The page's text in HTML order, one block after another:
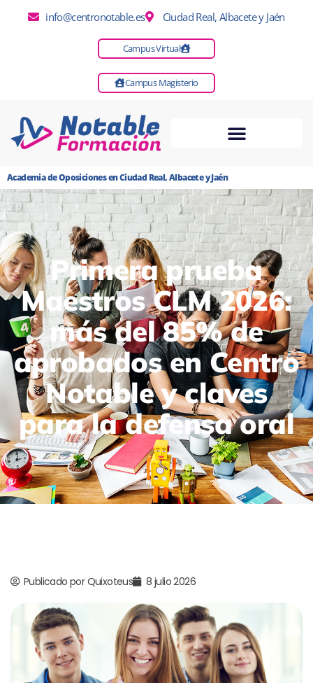
info@centronotable.es Ciudad Real, Albacete y Jaén
Campus Virtual
Campus Magisterio
Academia de Oposiciones en Ciudad Real, Albacete y Jaén
Primera prueba
Maestros CLM 2026:
más del 85% de
aprobados en Centro
Notable y claves
para la defensa oral
Publicado porQuixoteus 8 julio 2026